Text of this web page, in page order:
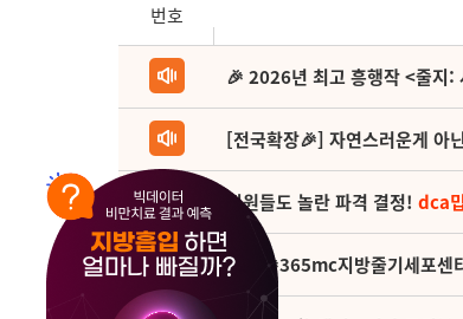
번호
🎉 2026년 최고 흥행작 <줄지:
[전국확장🎉] 자연스러운게 아
직원들도 놀란 파격 결정! dca
(축) 🎉365mc지방줄기세포센